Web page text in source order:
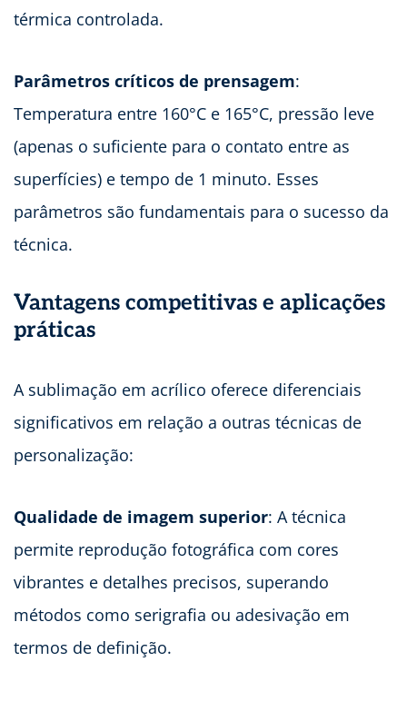
térmica controlada.
Parâmetros críticos de prensagem:
Temperatura entre 160°C e 165°C, pressão leve
(apenas o suficiente para o contato entre as
superfícies) e tempo de 1 minuto. Esses
parâmetros são fundamentais para o sucesso da
técnica.
Vantagens competitivas e aplicações
práticas
A sublimação em acrílico oferece diferenciais
significativos em relação a outras técnicas de
personalização:
Qualidade de imagem superior: A técnica
permite reprodução fotográfica com cores
vibrantes e detalhes precisos, superando
métodos como serigrafia ou adesivação em
termos de definição.